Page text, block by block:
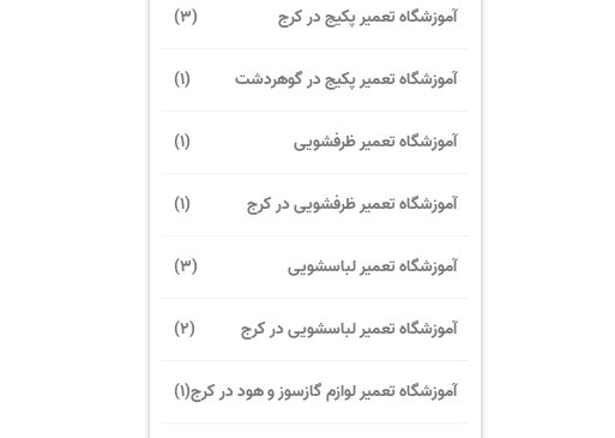
آموزشگاه تعمیر پکیج در کرج (3)
آموزشگاه تعمیر پکیج در گوهردشت (1)
آموزشگاه تعمیر ظرفشویی (1)
آموزشگاه تعمیر ظرفشویی در کرج (1)
آموزشگاه تعمیر لباسشویی (3)
آموزشگاه تعمیر لباسشویی در کرج (2)
آموزشگاه تعمیر لوازم گازسوز و هود در کرج(1)